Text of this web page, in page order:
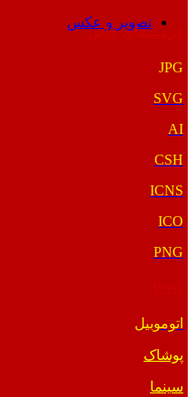
تصویر و عکس
فرمت‌های خاص
JPG
SVG
AI
CSH
ICNS
ICO
PNG
اتوموبیل
پوشاک
سینما